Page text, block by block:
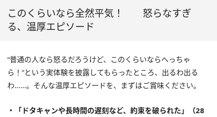
このくらいなら全然平気！ 怒らなすぎ
る、温厚エピソード
“普通の人なら怒るだろうけど、このくらいならへっちゃ
ら！”という実体験を披露してもらったところ、出るわ出る
わ……。そんな温厚エピソードを、まずはご賞味ください。
・「ドタキャンや長時間の遅刻など、約束を破られた」（28